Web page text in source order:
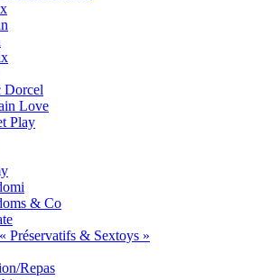
Dorcel
Love
Play
& Co
Préservatifs & Sextoys »
Repas